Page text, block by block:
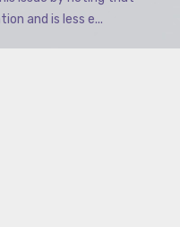
and is less e...